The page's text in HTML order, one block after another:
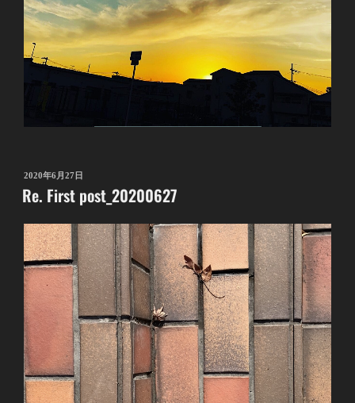
投
稿
日:
2020年6月27日
Re. First post_20200627